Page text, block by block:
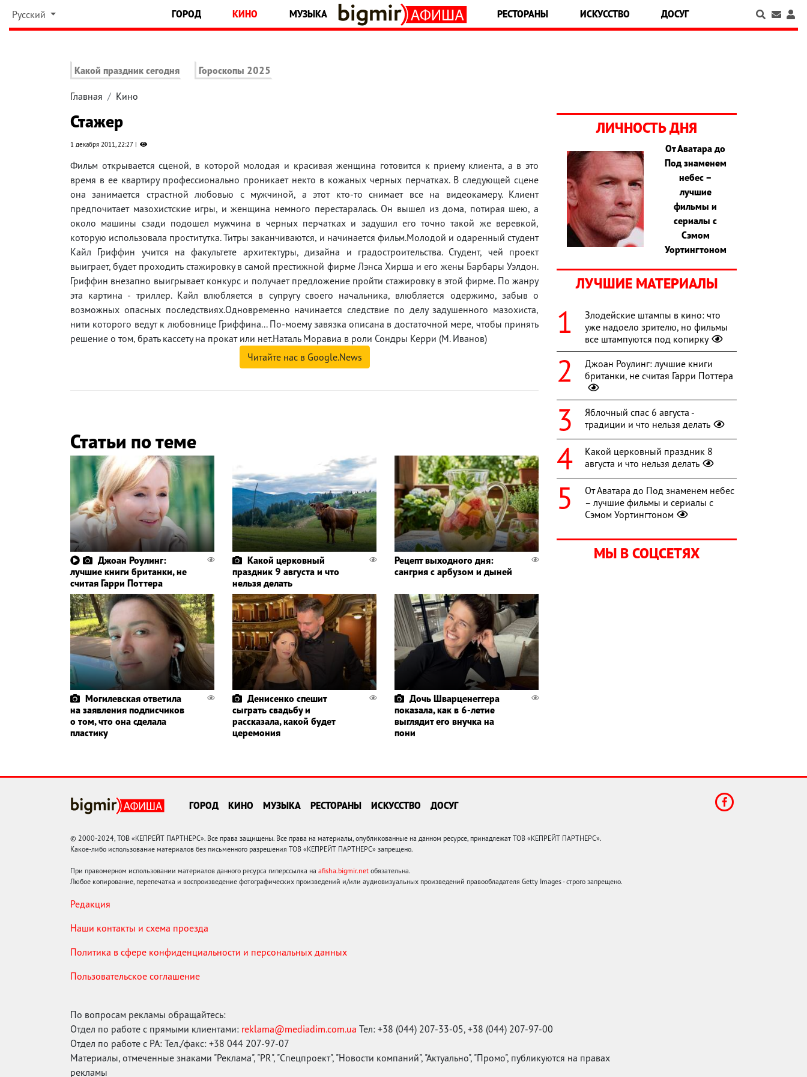
Русский ГОРОД КИНО МУЗЫКА РЕСТОРАНЫ ИСКУССТВО ДОСУГ
Какой праздник сегодня Гороскопы 2025
Главная Кино
Стажер
1 декабря 2011, 22:27
Фильм открывается сценой, в которой молодая и красивая женщина готовится к приему клиента, а в это
время в ее квартиру профессионально проникает некто в кожаных черных перчатках. В следующей сцене
она занимается страстной любовью с мужчиной, а этот кто-то снимает все на видеокамеру. Клиент
предпочитает мазохистские игры, и женщина немного перестаралась. Он вышел из дома, потирая шею, а
около машины сзади подошел мужчина в черных перчатках и задушил его точно такой же веревкой,
которую использовала проститутка. Титры заканчиваются, и начинается фильм.Молодой и одаренный студент
Кайл Гриффин учится на факультете архитектуры, дизайна и градостроительства. Студент, чей проект
выиграет, будет проходить стажировку в самой престижной фирме Лэнса Хирша и его жены Барбары Уэлдон.
Гриффин внезапно выигрывает конкурс и получает предложение пройти стажировку в этой фирме. По жанру
эта картина - триллер. Кайл влюбляется в супругу своего начальника, влюбляется одержимо, забыв о
возможных опасных последствиях.Одновременно начинается следствие по делу задушенного мазохиста,
нити которого ведут к любовнице Гриффина... По-моему завязка описана в достаточной мере, чтобы принять
решение о том, брать кассету на прокат или нет.Наталь Моравиа в роли Сондры Керри (М. Иванов)
Читайте нас в Google.News
Статьи по теме
Джоан Роулинг:
лучшие книги британки, не
считая Гарри Поттера
Какой церковный
праздник 9 августа и что
нельзя делать
Рецепт выходного дня:
сангрия с арбузом и дыней
Могилевская ответила
на заявления подписчиков
о том, что она сделала
пластику
Денисенко спешит
сыграть свадьбу и
рассказала, какой будет
церемония
Дочь Шварценеггера
показала, как в 6-летие
выглядит его внучка на
пони
ЛИЧНОСТЬ ДНЯ
От Аватара до
Под знаменем
небес –
лучшие
фильмы и
сериалы с
Сэмом
Уортингтоном
ЛУЧШИЕ МАТЕРИАЛЫ
Злодейские штампы в кино: что
уже надоело зрителю, но фильмы
все штампуются под копирку
Джоан Роулинг: лучшие книги
британки, не считая Гарри Поттера
Яблочный спас 6 августа -
традиции и что нельзя делать
Какой церковный праздник 8
августа и что нельзя делать
От Аватара до Под знаменем небес
– лучшие фильмы и сериалы с
Сэмом Уортингтоном
МЫ В СОЦСЕТЯХ
ГОРОД КИНО МУЗЫКА РЕСТОРАНЫ ИСКУССТВО ДОСУГ
© 2000-2024, ТОВ «КЕПРЕЙТ ПАРТНЕРС». Все права защищены. Все права на материалы, опубликованные на данном ресурсе, принадлежат ТОВ «КЕПРЕЙТ ПАРТНЕРС».
Какое-либо использование материалов без письменного разрешения ТОВ «КЕПРЕЙТ ПАРТНЕРС» запрещено.
При правомерном использовании материалов данного ресурса гиперссылка на afisha.bigmir.net обязательна.
Любое копирование, перепечатка и воспроизведение фотографических произведений и/или аудиовизуальных произведений правообладателя Getty Images - строго запрещено.
Редакция
Наши контакты и схема проезда
Политика в сфере конфиденциальности и персональных данных
Пользовательское соглашение
По вопросам рекламы обращайтесь:
Отдел по работе с прямыми клиентами: reklama@mediadim.com.ua Тел: +38 (044) 207-33-05, +38 (044) 207-97-00
Отдел по работе с РА: Тел./факс: +38 044 207-97-07
Материалы, отмеченные знаками "Реклама", "PR", "Спецпроект", "Новости компаний", "Актуально", "Промо", публикуются на правах
рекламы